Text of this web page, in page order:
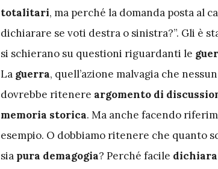
totalitari, ma perché la domanda posta al
dichiarare se voti destra o sinistra?”. Gli è
si schierano su questioni riguardanti le
La guerra, quell’azione malvagia che
dovrebbe ritenere argomento di
memoria storica. Ma anche facendo
esempio. O dobbiamo ritenere che quanto
sia pura demagogia? Perché facile